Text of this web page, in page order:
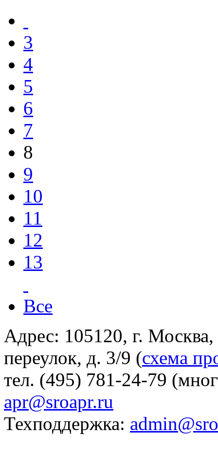
3
4
5
6
7
8
9
10
11
12
13
Все
Адрес: 105120, г.
переулок, д. 3/9 (схема
тел. (495) 781-24-79
apr@sroapr.ru
Техподдержка: